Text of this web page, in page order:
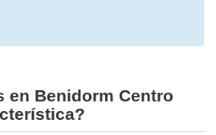
en Benidorm Centro